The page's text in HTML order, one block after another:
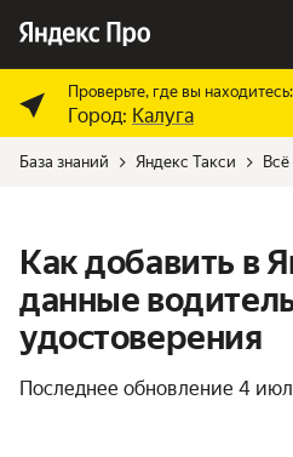
Проверьте, где вы находитесь:
Город: Калуга
База знаний Яндекс Такси
Как добавить в
данные
удостоверения
Последнее обновление 4